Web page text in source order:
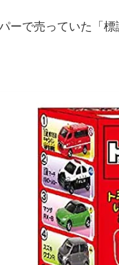
ーで売っていた「